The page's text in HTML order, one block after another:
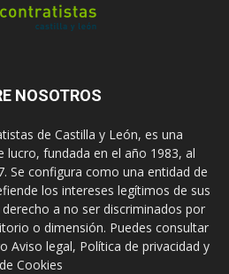
NOSOTROS
de Castilla y León, es una
lucro, fundada en el año 1983, al
Se configura como una entidad de
los intereses legítimos de sus
a no ser discriminados por
o dimensión. Puedes consultar
Aviso legal, Política de privacidad y
de Cookies